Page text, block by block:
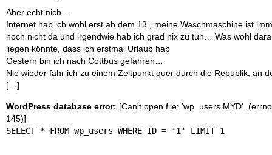
Aber echt nich…
Internet hab ich wohl erst ab dem 13., meine Waschmaschine ist
noch nicht da und irgendwie hab ich grad nix zu tun… Was wohl
liegen könnte, dass ich erstmal Urlaub hab
Gestern bin ich nach Cottbus gefahren…
Nie wieder fahr ich zu einem Zeitpunkt quer durch die Republik, an
[…]
WordPress database error: [Can't open file: 'wp_users.MYD'.
145)]
SELECT * FROM wp_users WHERE ID = '1' LIMIT 1